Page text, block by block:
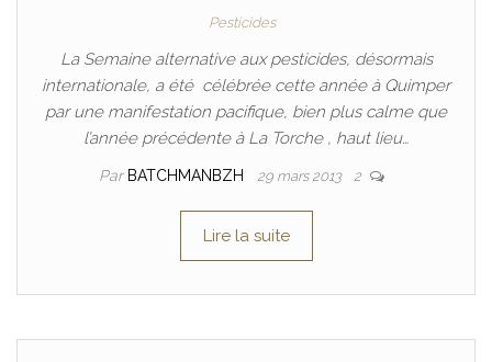
Pesticides
La Semaine alternative aux pesticides, désormais
internationale, a été célébrée cette année à Quimper
par une manifestation pacifique, bien plus calme que
l’année précédente à La Torche , haut lieu…
Par BATCHMANBZH 29 mars 2013 2
Lire la suite